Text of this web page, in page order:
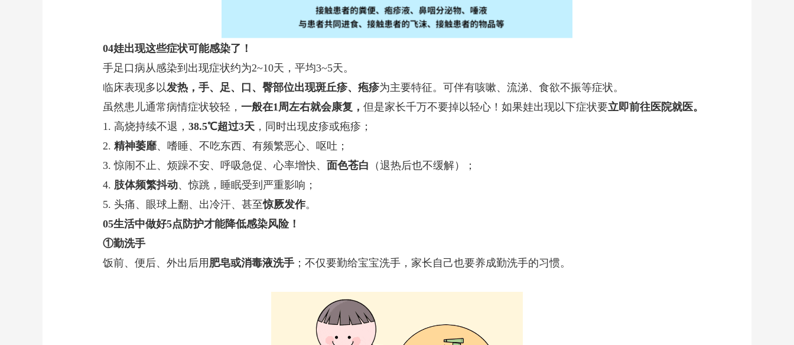
04娃出现这些症状可能感染了！
手足口病从感染到出现症状约为2~10天，平均3~5天。
临床表现多以发热，手、足、口、臀部位出现斑丘疹、疱疹为主要特征。可伴有咳嗽、流涕、食欲不振等症状。
虽然患儿通常病情症状较轻， 一般在1周左右就会康复， 但是家长千万不要掉以轻心！如果娃出现以下症状要立即前往医院就医。
1. 高烧持续不退， 38.5℃超过3天 ，同时出现皮疹或疱疹；
2. 精神萎靡、嗜睡、不吃东西、有频繁恶心、呕吐；
3. 惊闹不止、烦躁不安、呼吸急促、心率增快、 面色苍白 （退热后也不缓解）；
4. 肢体频繁抖动、惊跳，睡眠受到严重影响；
5. 头痛、眼球上翻、出冷汗、甚至惊厥发作。
05生活中做好5点防护才能降低感染风险！
①勤洗手
饭前、便后、外出后用 肥皂或消毒液洗手 ；不仅要勤给宝宝洗手，家长自己也要养成勤洗手的习惯。